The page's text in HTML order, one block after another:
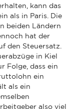
kann das
als in Paris. Die
beiden Ländern
hat der
den Steuersatz.
in Kiel
Folge, dass ein
ein
als ein
also viel